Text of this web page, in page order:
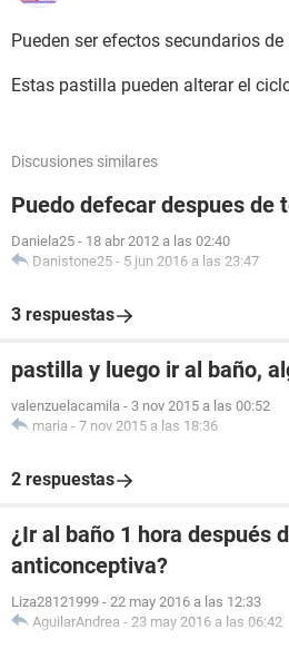
Pueden ser efectos secundarios
Estas pastilla pueden alterar el
Discusiones similares
Puedo defecar despues de
Daniela25 - 18 abr 2012 a las 02:40
Danistone25 - 5 jun 2016 a las 23:47
3 respuestas
pastilla y luego ir al baño,
valenzuelacamila - 3 nov 2015 a las 00:52
maria - 7 nov 2015 a las 18:36
2 respuestas
¿Ir al baño 1 hora después
anticonceptiva?
Liza28121999 - 22 may 2016 a las 12:33
AguilarAndrea - 23 may 2016 a las 06:42